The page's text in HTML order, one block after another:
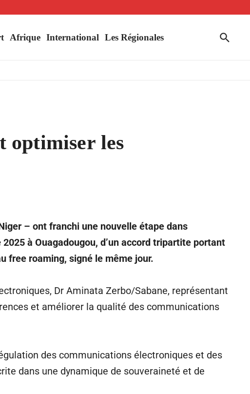
Afrique International Les Régionales
optimiser les
– ont franchi une nouvelle étape dans
à Ouagadougou, d’un accord tripartite portant
free roaming, signé le même jour.
Dr Aminata Zerbo/Sabane, représentant
et améliorer la qualité des communications
des communications électroniques et des
dans une dynamique de souveraineté et de